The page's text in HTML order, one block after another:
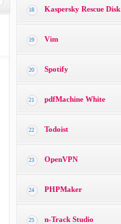
18 Kaspersky Rescue Disk
19 Vim
20 Spotify
21 pdfMachine White
22 Todoist
23 OpenVPN
24 PHPMaker
25 n-Track Studio